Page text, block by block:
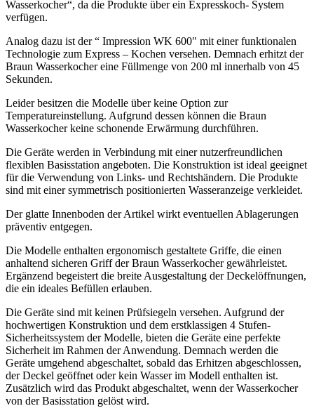
Wasserkocher“, da die Produkte über ein Expresskoch- System
verfügen.
Analog dazu ist der “ Impression WK 600″ mit einer funktionalen
Technologie zum Express – Kochen versehen. Demnach erhitzt der
Braun Wasserkocher eine Füllmenge von 200 ml innerhalb von 45
Sekunden.
Leider besitzen die Modelle über keine Option zur
Temperatureinstellung. Aufgrund dessen können die Braun
Wasserkocher keine schonende Erwärmung durchführen.
Die Geräte werden in Verbindung mit einer nutzerfreundlichen
flexiblen Basisstation angeboten. Die Konstruktion ist ideal geeignet
für die Verwendung von Links- und Rechtshändern. Die Produkte
sind mit einer symmetrisch positionierten Wasseranzeige verkleidet.
Der glatte Innenboden der Artikel wirkt eventuellen Ablagerungen
präventiv entgegen.
Die Modelle enthalten ergonomisch gestaltete Griffe, die einen
anhaltend sicheren Griff der Braun Wasserkocher gewährleistet.
Ergänzend begeistert die breite Ausgestaltung der Deckelöffnungen,
die ein ideales Befüllen erlauben.
Die Geräte sind mit keinen Prüfsiegeln versehen. Aufgrund der
hochwertigen Konstruktion und dem erstklassigen 4 Stufen-
Sicherheitssystem der Modelle, bieten die Geräte eine perfekte
Sicherheit im Rahmen der Anwendung. Demnach werden die
Geräte umgehend abgeschaltet, sobald das Erhitzen abgeschlossen,
der Deckel geöffnet oder kein Wasser im Modell enthalten ist.
Zusätzlich wird das Produkt abgeschaltet, wenn der Wasserkocher
von der Basisstation gelöst wird.